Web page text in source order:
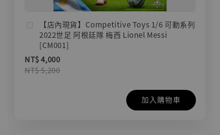
【店內現貨】Competitive Toys 1/6 可動系列
2022世足 阿根廷隊 梅西 Lionel Messi
[CM001]
NT$ 4,000
NT$ 5,200
加入購物車